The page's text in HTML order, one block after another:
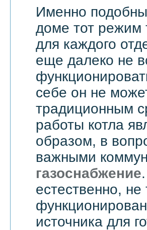
Именно
доме тот режим
для каждого
еще далеко не
себе он не
традиционным
работы котла
образом, в
важными
газоснабжение
естественно,
источника для